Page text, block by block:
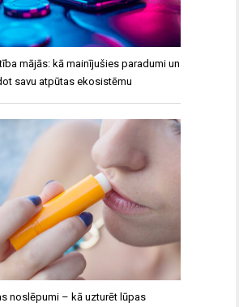
mājās: kā mainījušies paradumi un
savu atpūtas ekosistēmu
noslēpumi – kā uzturēt lūpas